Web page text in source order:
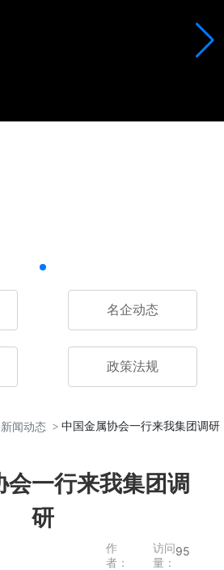
名企动态
政策法规
新闻动态 中国金属协会一行来我集团调研
会一行来我集团调
研
作
者：
访问
量：
95